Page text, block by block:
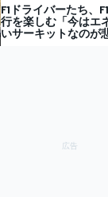
F1ドライバーたち、
行を楽しむ「今はエ
いサーキットなのが